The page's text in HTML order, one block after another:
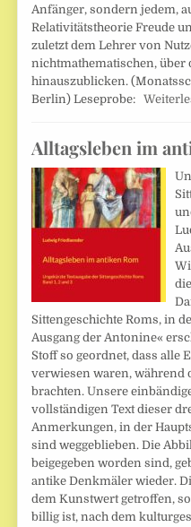
Anfänger, sondern jedem,
Relativitätstheorie Freude
zuletzt dem Lehrer von
nichtmathematischen, über
hinauszublicken.
Berlin) Leseprobe:
Alltagsleben im
Sittengeschichte Roms, in
Ausgang der Antonine«
Stoff so geordnet, dass alle
verwiesen waren, während
brachten. Unsere
vollständigen Text dieser
Anmerkungen, in der
sind weggeblieben. Die
beigegeben worden sind,
antike Denkmäler wieder.
dem Kunstwert getroffen,
billig ist, nach dem